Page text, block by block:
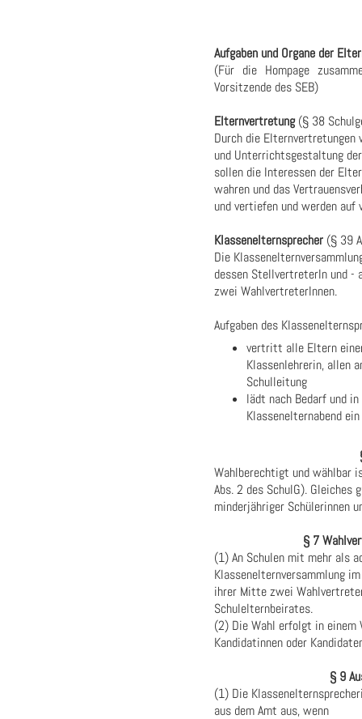
Aufgaben und Organe der
(Für die Hompage
Vorsitzende des SEB)
Elternvertretung(§ 38
Durch die Elternvertretungen
und Unterrichtsgestaltung
sollen die Interessen der
wahren und das
und vertiefen und werden auf
Klassenelternsprecher (§ 39
Die
dessen StellvertreterIn und -
zwei WahlvertreterInnen.
Aufgaben des
vertritt alle Eltern
Klassenlehrerin, allen
Schulleitung
lädt nach Bedarf und
Klassenelternabend ein
Wahlberechtigt und wählbar
Abs. 2 des SchulG).
minderjähriger Schülerinnen
§ 7
(1) An Schulen mit mehr als
Klassenelternversammlung
ihrer Mitte zwei
Schulelternbeirates.
(2) Die Wahl erfolgt in einem
Kandidatinnen oder
§ 9
(1) Die
aus dem Amt aus, wenn